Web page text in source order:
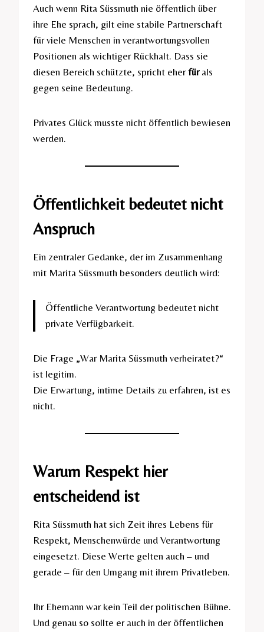
Auch wenn Rita Süssmuth nie öffentlich über
ihre Ehe sprach, gilt eine stabile Partnerschaft
für viele Menschen in verantwortungsvollen
Positionen als wichtiger Rückhalt. Dass sie
diesen Bereich schützte, spricht eherfürals
gegen seine Bedeutung.
Privates Glück musste nicht öffentlich bewiesen
werden.
Öffentlichkeit bedeutet nicht
Anspruch
Ein zentraler Gedanke, der im Zusammenhang
mit Marita Süssmuth besonders deutlich wird:
Öffentliche Verantwortung bedeutet nicht
private Verfügbarkeit.
Die Frage „War Marita Süssmuth verheiratet?“
ist legitim.
Die Erwartung, intime Details zu erfahren, ist es
nicht.
Warum Respekt hier
entscheidend ist
Rita Süssmuth hat sich Zeit ihres Lebens für
Respekt, Menschenwürde und Verantwortung
eingesetzt. Diese Werte gelten auch – und
gerade – für den Umgang mit ihrem Privatleben.
Ihr Ehemann war kein Teil der politischen Bühne.
Und genau so sollte er auch in der öffentlichen